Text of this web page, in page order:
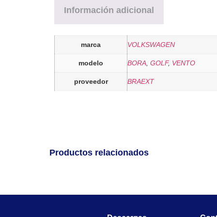
Información adicional
marca VOLKSWAGEN
modelo BORA, GOLF, VENTO
proveedor BRAEXT
Productos relacionados